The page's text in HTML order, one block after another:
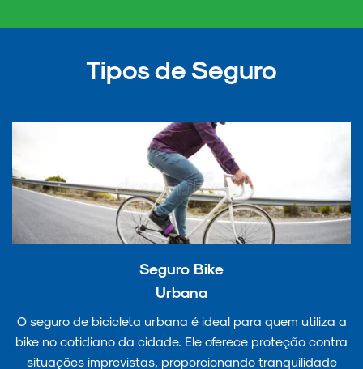
Tipos de Seguro
Seguro Bike
Urbana
O seguro de bicicleta urbana é ideal para quem utiliza a
bike no cotidiano da cidade. Ele oferece proteção contra
situações imprevistas, proporcionando tranquilidade